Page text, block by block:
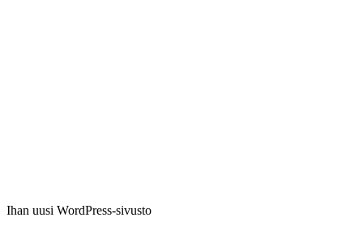
Ihan uusi WordPress-sivusto